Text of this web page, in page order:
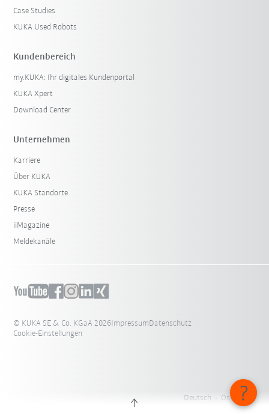
Case Studies
KUKA Used Robots
Kundenbereich
my.KUKA: Ihr digitales Kundenportal
KUKA Xpert
Download Center
Unternehmen
Karriere
Über KUKA
KUKA Standorte
Presse
iiMagazine
Meldekanäle
© KUKA SE & Co. KGaA 2026ImpressumDatenschutz
Cookie-Einstellungen
Deutsch - Österreich